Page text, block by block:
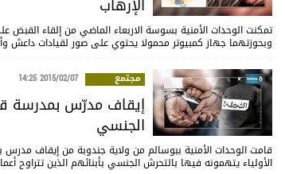
الإرهاب
تمكنت الوحدات الأمنية بسوسة الاربعاء الماضي من إلقاء
وبحوزتهما جهاز كمبيوتر محمولا يحتوي على صور لقيادات
مجتمع 2015/02/07 14:25
إيقاف مدرّس بمدرسة
الجنسي
قامت الوحدات الأمنية ببوسالم من ولاية جندوبة من إيقاف
الأولياء يتهمونه فيها بالتحرش الجنسي بأبنائهم الذين تتراوح أعمارهم